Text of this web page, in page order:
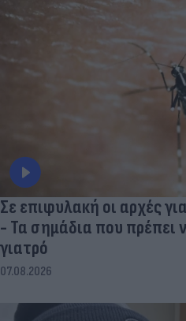
Σε επιφυλακή οι αρχές
- Τα σημάδια που πρέπει
γιατρό
07.08.2026